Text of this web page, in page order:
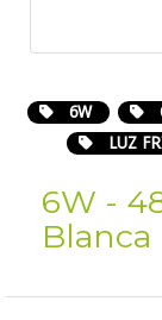
6W
LUZ
6W -
Blanca